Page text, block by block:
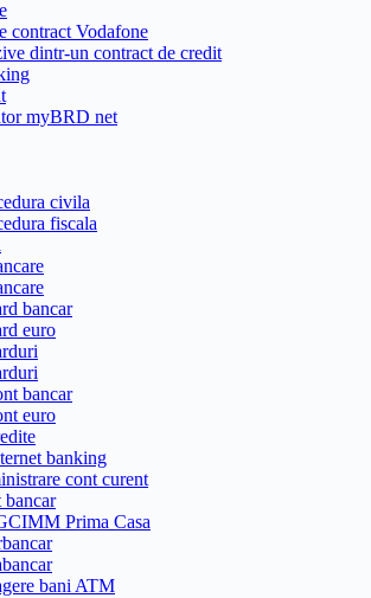
contract Vodafone
dintr-un contract de credit
myBRD net
civila
fiscala
bancar
euro
bancar
euro
banking
cont curent
bancar
Prima Casa
bani ATM